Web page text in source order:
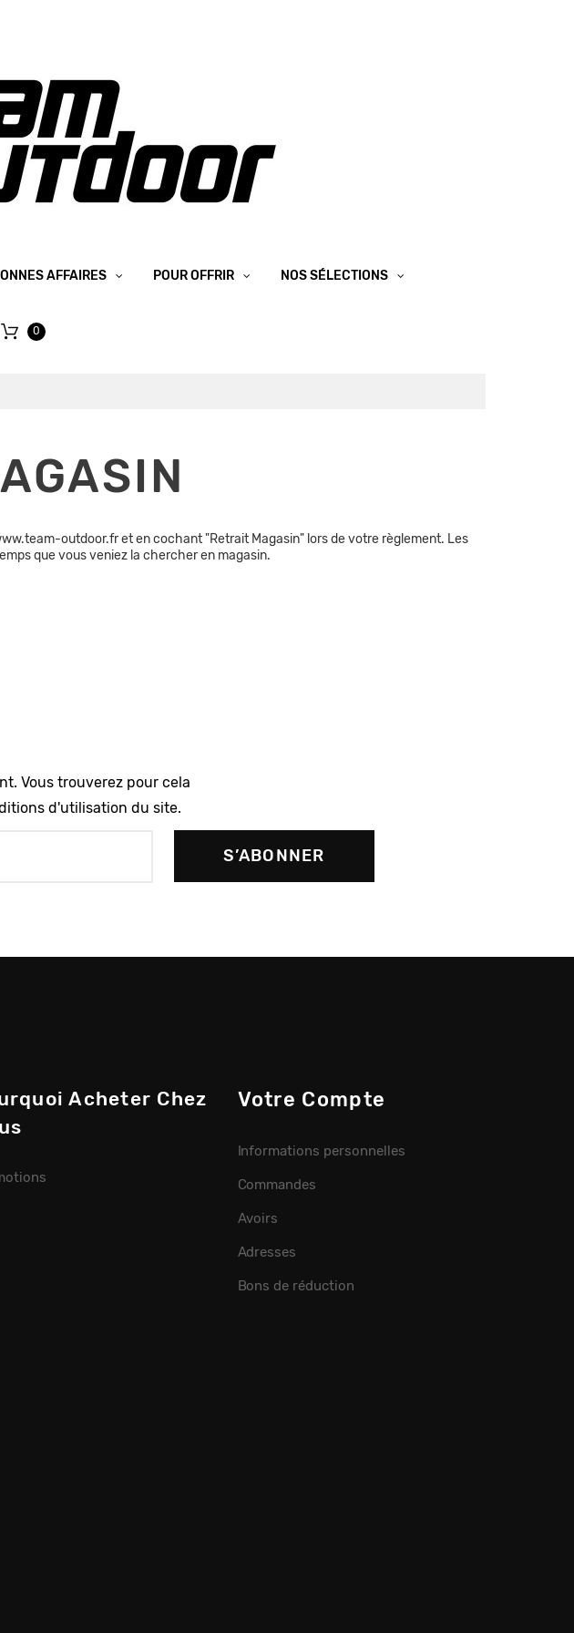
AFFAIRES POUR OFFRIR NOS SÉLECTIONS
0
outdoor.fr et en cochant "Retrait Magasin" lors de votre règlement. Les
que vous veniez la chercher en magasin.
Vous trouverez pour cela
d'utilisation du site.
Acheter Chez
Votre Compte
Informations personnelles
Commandes
Avoirs
Adresses
Bons de réduction